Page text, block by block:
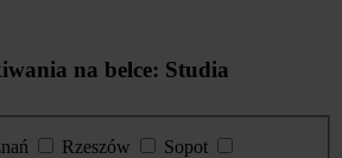
na belce: Studia
Rzeszów
Sopot